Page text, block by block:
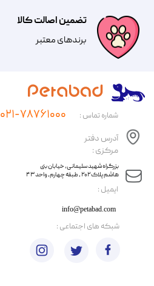
تضمین اصالت کالا
​​برندهای معتبر​​​​​​​
​ایمیل :
آدرس دفتر
مرکزی :
info@petabad.com
​​بزرگراه شهید سلیمانی، خیابان بنی
هاشم پلاک ۲۰۲ ، طبقه چهارم، واحد ۴۳
شماره تماس : ۰۲۱-۷۸۷۶۱۰۰۰
​شبکه های اجتماعی :